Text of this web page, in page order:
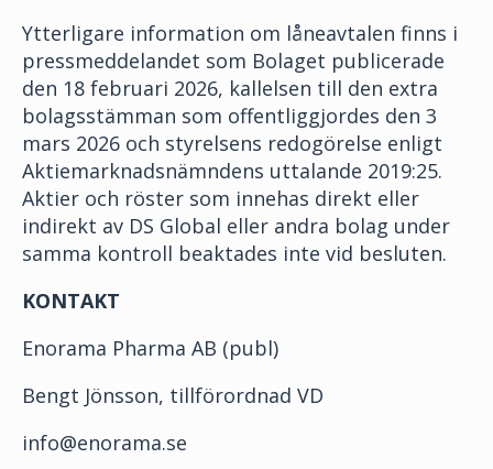
Ytterligare information om låneavtalen finns i
pressmeddelandet som Bolaget publicerade
den 18 februari 2026, kallelsen till den extra
bolagsstämman som offentliggjordes den 3
mars 2026 och styrelsens redogörelse enligt
Aktiemarknadsnämndens uttalande 2019:25.
Aktier och röster som innehas direkt eller
indirekt av DS Global eller andra bolag under
samma kontroll beaktades inte vid besluten.
KONTAKT
Enorama Pharma AB (publ)
Bengt Jönsson, tillförordnad VD
info@enorama.se